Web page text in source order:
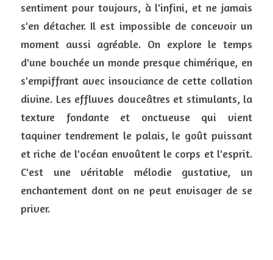
sentiment pour toujours, à l'infini, et ne jamais
s'en détacher. Il est impossible de concevoir un
moment aussi agréable. On explore le temps
d'une bouchée un monde presque chimérique, en
s'empiffrant avec insouciance de cette collation
divine. Les effluves douceâtres et stimulants, la
texture fondante et onctueuse qui vient
taquiner tendrement le palais, le goût puissant
et riche de l'océan envoûtent le corps et l'esprit.
C'est une véritable mélodie gustative, un
enchantement dont on ne peut envisager de se
priver.